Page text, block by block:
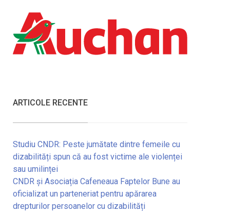
ARTICOLE RECENTE
Studiu CNDR: Peste jumătate dintre femeile cu
dizabilități spun că au fost victime ale violenței
sau umilinței
CNDR și Asociația Cafeneaua Faptelor Bune au
oficializat un parteneriat pentru apărarea
drepturilor persoanelor cu dizabilități